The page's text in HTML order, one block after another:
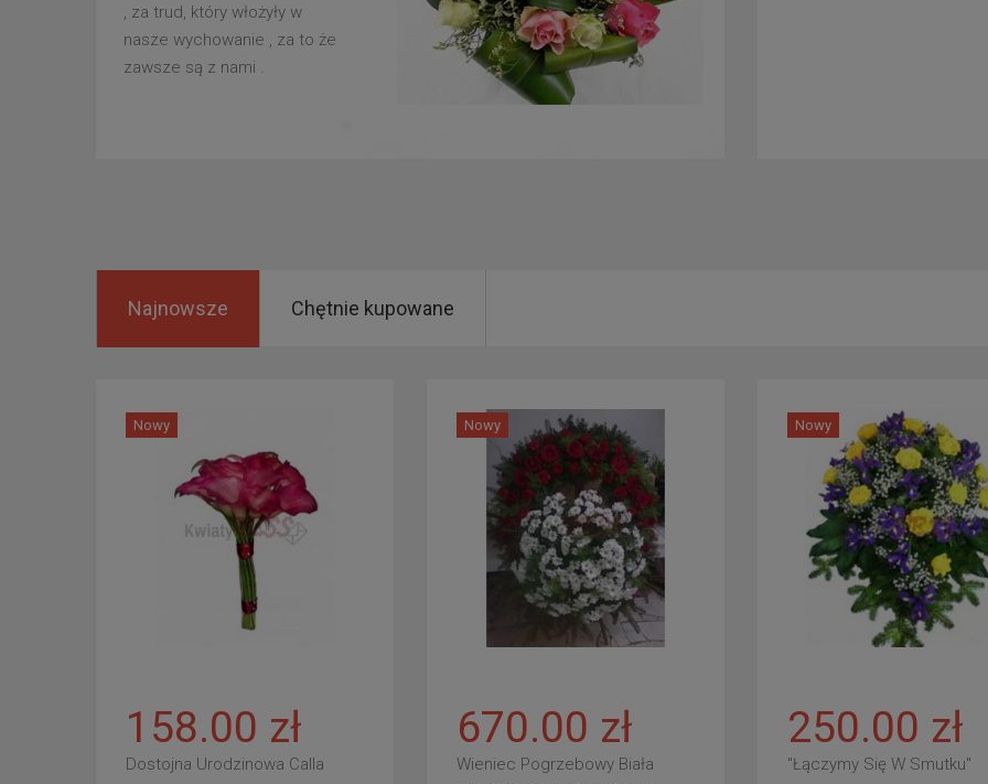
, za trud, który włożyły w
nasze wychowanie , za to że
zawsze są z nami .
Najnowsze Chętnie kupowane
Nowy
158.00 zł
Dostojna Urodzinowa Calla
Nowy
670.00 zł
Wieniec Pogrzebowy Biała
Nowy
250.00 zł
"Łączymy Się W Smutku"